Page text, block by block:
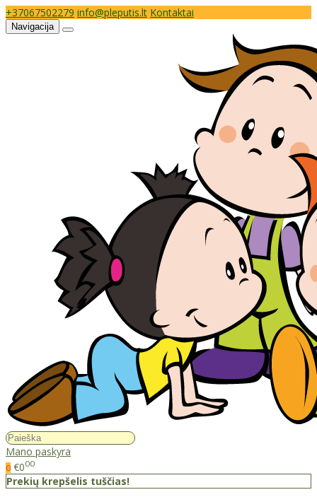
+37067502279 info@pleputis.lt Kontaktai
Navigacija
Mano paskyra
0 €000
Prekių krepšelis tuščias!